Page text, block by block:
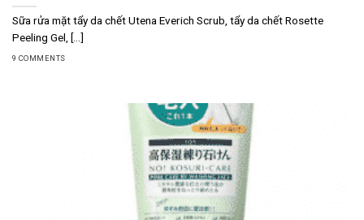
Sữa rửa mặt tẩy da chết Utena Everich Scrub, tẩy da chết Rosette
Peeling Gel, [...]
9 COMMENTS